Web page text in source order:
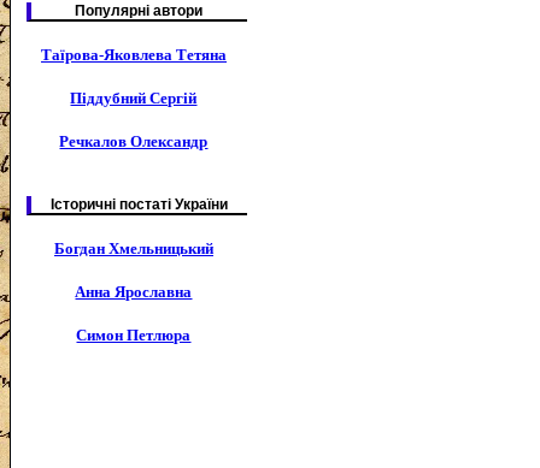
Популярні автори
Таїрова-Яковлева Тетяна
Піддубний Сергій
Речкалов Олександр
Історичні постаті України
Богдан Хмельницький
Анна Ярославна
Симон Петлюра